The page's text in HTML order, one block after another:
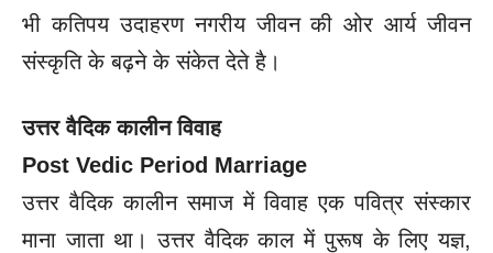
भी कतिपय उदाहरण नगरीय जीवन की ओर आर्य जीवन
संस्कृति के बढ़ने के संकेत देते है।
उत्तर वैदिक कालीन विवाह
Post Vedic Period Marriage
उत्तर वैदिक कालीन समाज में विवाह एक पवित्र संस्कार
माना जाता था। उत्तर वैदिक काल में पुरूष के लिए यज्ञ,